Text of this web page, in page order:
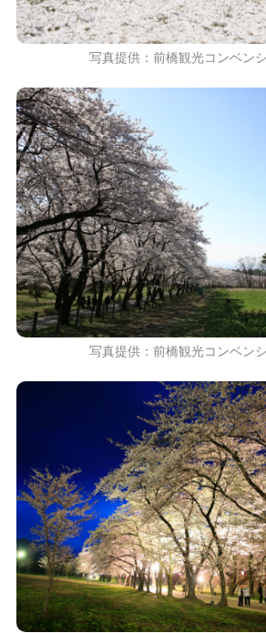
写真提供：前橋観光コンベン
写真提供：前橋観光コンベン